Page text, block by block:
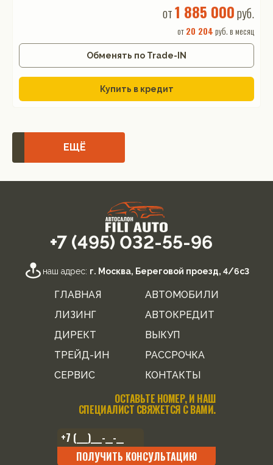
от1 885 000руб.
от20 204 руб. в месяц
Обменять по Trade-IN
Купить в кредит
ЕЩЁ
+7 (495) 032-55-96
наш адрес: г. Москва, Береговой проезд, 4/6с3
ГЛАВНАЯ
АВТОМОБИЛИ
ЛИЗИНГ
АВТОКРЕДИТ
ДИРЕКТ
ВЫКУП
ТРЕЙД-ИН
РАССРОЧКА
СЕРВИС
КОНТАКТЫ
ОСТАВЬТЕ НОМЕР, И НАШ
СПЕЦИАЛИСТ СВЯЖЕТСЯ С ВАМИ.
ПОЛУЧИТЬ КОНСУЛЬТАЦИЮ